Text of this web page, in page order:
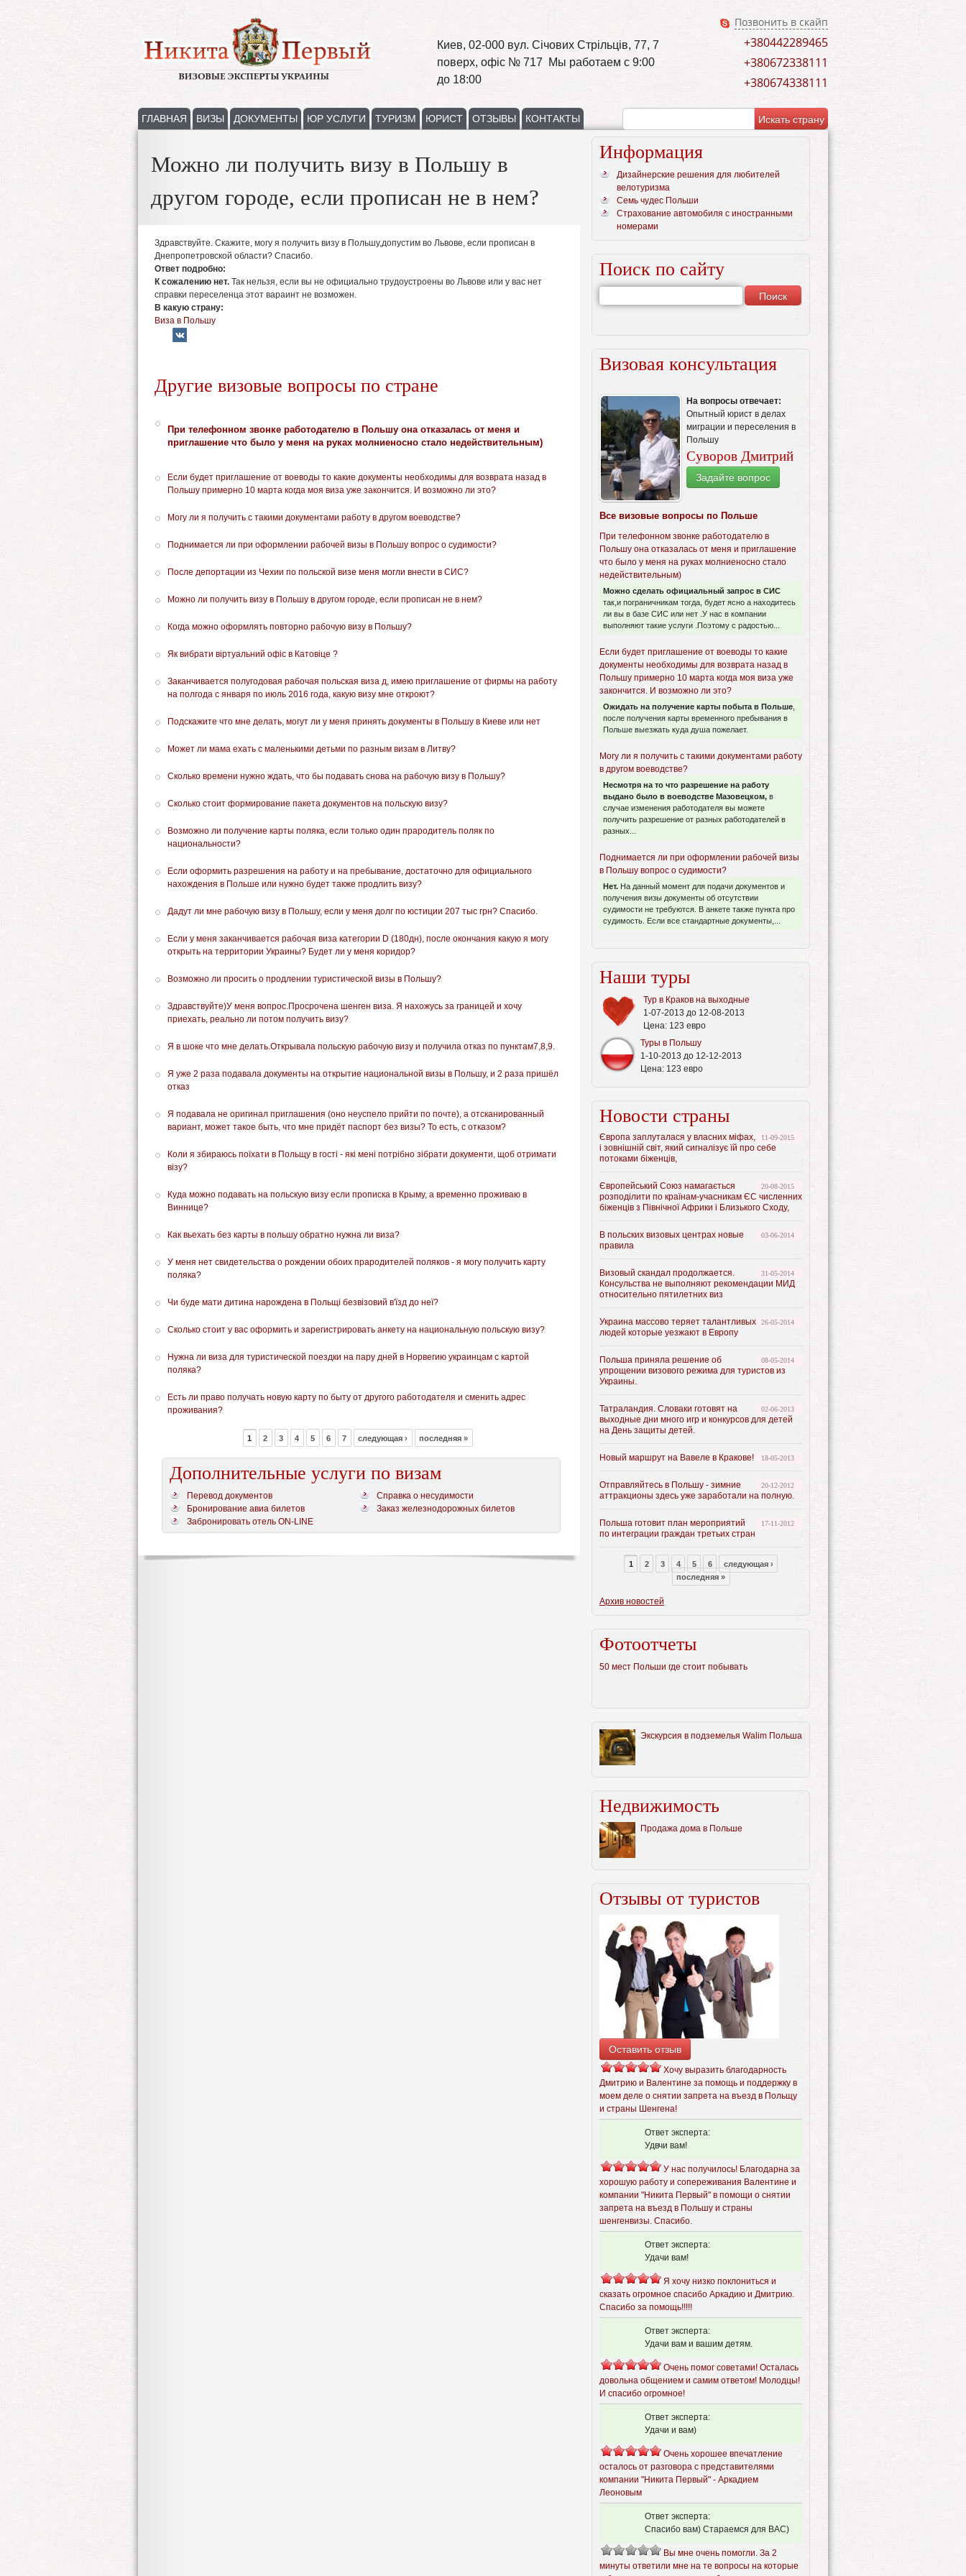
Киев, 02-000 вул. Січових Стрільців, 77, 7
поверх, офіс № 717 Мы работаем с 9:00
до 18:00
Позвонить в скайп
+380442289465
+380672338111
+380674338111
ГЛАВНАЯ ВИЗЫ ДОКУМЕНТЫ ЮР УСЛУГИ ТУРИЗМ ЮРИСТ ОТЗЫВЫ КОНТАКТЫ
Можно ли получить визу в Польшу в
другом городе, если прописан не в нем?
Здравствуйте. Скажите, могу я получить визу в Польшу,допустим во Львове, если прописан в
Днепропетровской области? Спасибо.
Ответ подробно:
К сожалению нет. Так нельзя, если вы не официально трудоустроены во Львове или у вас нет
справки переселенца этот вараинт не возможен.
В какую страну:
Виза в Польшу
Другие визовые вопросы по стране
При телефонном звонке работодателю в Польшу она отказалась от меня и
приглашение что было у меня на руках молниеносно стало недействительным)
Если будет приглашение от воеводы то какие документы необходимы для возврата назад в
Польшу примерно 10 марта когда моя виза уже закончится. И возможно ли это?
Могу ли я получить с такими документами работу в другом воеводстве?
Поднимается ли при оформлении рабочей визы в Польшу вопрос о судимости?
После депортации из Чехии по польской визе меня могли внести в СИС?
Можно ли получить визу в Польшу в другом городе, если прописан не в нем?
Когда можно оформлять повторно рабочую визу в Польшу?
Як вибрати віртуальний офіс в Катовіце ?
Заканчивается полугодовая рабочая польская виза д, имею приглашение от фирмы на работу
на полгода с января по июль 2016 года, какую визу мне откроют?
Подскажите что мне делать, могут ли у меня принять документы в Польшу в Киеве или нет
Может ли мама ехать с маленькими детьми по разным визам в Литву?
Сколько времени нужно ждать, что бы подавать снова на рабочую визу в Польшу?
Сколько стоит формирование пакета документов на польскую визу?
Возможно ли получение карты поляка, если только один прародитель поляк по
национальности?
Если оформить разрешения на работу и на пребывание, достаточно для официального
нахождения в Польше или нужно будет также продлить визу?
Дадут ли мне рабочую визу в Польшу, если у меня долг по юстиции 207 тыс грн? Спасибо.
Если у меня заканчивается рабочая виза категории D (180дн), после окончания какую я могу
открыть на территории Украины? Будет ли у меня коридор?
Возможно ли просить о продлении туристической визы в Польшу?
Здравствуйте)У меня вопрос.Просрочена шенген виза. Я нахожусь за границей и хочу
приехать, реально ли потом получить визу?
Я в шоке что мне делать.Открывала польскую рабочую визу и получила отказ по пунктам7,8,9.
Я уже 2 раза подавала документы на открытие национальной визы в Польшу, и 2 раза пришёл
отказ
Я подавала не оригинал приглашения (оно неуспело прийти по почте), а отсканированный
вариант, может такое быть, что мне придёт паспорт без визы? То есть, с отказом?
Коли я збираюсь поїхати в Польщу в гості - які мені потрібно зібрати документи, щоб отримати
візу?
Куда можно подавать на польскую визу если прописка в Крыму, а временно проживаю в
Виннице?
Как вьехать без карты в польшу обратно нужна ли виза?
У меня нет свидетельства о рождении обоих прародителей поляков - я могу получить карту
поляка?
Чи буде мати дитина нарождена в Польщі безвізовий в'їзд до неї?
Сколько стоит у вас оформить и зарегистрировать анкету на национальную польскую визу?
Нужна ли виза для туристической поездки на пару дней в Норвегию украинцам с картой
поляка?
Есть ли право получать новую карту по быту от другого работодателя и сменить адрес
проживания?
1 2 3 4 5 6 7 следующая › последняя »
Дополнительные услуги по визам
Перевод документов
Справка о несудимости
Бронирование авиа билетов
Заказ железнодорожных билетов
Забронировать отель ON-LINE
Информация
Дизайнерские решения для любителей
велотуризма
Семь чудес Польши
Страхование автомобиля c иностранными
номерами
Поиск по сайту
Визовая консультация
На вопросы отвечает:
Опытный юрист в делах
миграции и переселения в
Польшу
Суворов Дмитрий
Задайте вопрос
Все визовые вопросы по Польше
При телефонном звонке работодателю в
Польшу она отказалась от меня и приглашение
что было у меня на руках молниеносно стало
недействительным)
Можно сделать официальный запрос в СИС
так,и пограничникам тогда, будет ясно а находитесь
ли вы в базе СИС или нет .У нас в компании
выполняют такие услуги .Поэтому с радостью...
Если будет приглашение от воеводы то какие
документы необходимы для возврата назад в
Польшу примерно 10 марта когда моя виза уже
закончится. И возможно ли это?
Ожидать на получение карты побыта в Польше
после получения карты временного пребывания в
Польше выезжать куда душа пожелает.
Могу ли я получить с такими документами работу
в другом воеводстве?
Несмотря на то что разрешение на работу
выдано было в воеводстве Мазовецком, в
случае изменения работодателя вы можете
получить разрешение от разных работодателей в
разных...
Поднимается ли при оформлении рабочей визы
в Польшу вопрос о судимости?
Нет. На данный момент для подачи документов и
получения визы документы об отсутствии
судимости не требуются. В анкете также пункта про
судимость. Если все стандартные документы,...
Наши туры
Тур в Краков на выходные
1-07-2013 до 12-08-2013
Цена: 123 евро
Туры в Польшу
1-10-2013 до 12-12-2013
Цена: 123 евро
Новости страны
11-09-2015
Європа заплуталася у власних міфах,
і зовнішній світ, який сигналізує їй про себе
потоками біженців,
20-08-2015
Європейський Союз намагається
розподілити по країнам-учасникам ЄС численних
біженців з Північної Африки і Близького Сходу,
03-06-2014
В польских визовых центрах новые
правила
31-05-2014
Визовый скандал продолжается.
Консульства не выполняют рекомендации МИД
относительно пятилетних виз
26-05-2014
Украина массово теряет талантливых
людей которые уезжают в Европу
08-05-2014
Польша приняла решение об
упрощении визового режима для туристов из
Украины.
02-06-2013
Татраландия. Словаки готовят на
выходные дни много игр и конкурсов для детей
на День защиты детей.
18-05-2013
Новый маршрут на Вавеле в Кракове!
20-12-2012
Отправляйтесь в Польшу - зимние
аттракционы здесь уже заработали на полную.
17-11-2012
Польша готовит план мероприятий
по интеграции граждан третьих стран
1 2 3 4 5 6
следующая ›
последняя »
Архив новостей
Фотоотчеты
50 мест Польши где стоит побывать
Экскурсия в подземелья Walim Польша
Недвижимость
Продажа дома в Польше
Отзывы от туристов
Оставить отзыв
Хочу выразить благодарность
Дмитрию и Валентине за помощь и поддержку в
моем деле о снятии запрета на въезд в Польщу
и страны Шенгена!
Ответ эксперта:
Удвчи вам!
У нас получилось! Благодарна за
хорошую работу и сопереживания Валентине и
компании "Никита Первый" в помощи о снятии
запрета на въезд в Польшу и страны
шенгенвизы. Спасибо.
Ответ эксперта:
Удачи вам!
Я хочу низко поклониться и
сказать огромное спасибо Аркадию и Дмитрию.
Спасибо за помощь!!!!!
Ответ эксперта:
Удачи вам и вашим детям.
Очень помог советами! Осталась
довольна общением и самим ответом! Молодцы!
И спасибо огромное!
Ответ эксперта:
Удачи и вам)
Очень хорошее впечатление
осталось от разговора с представителями
компании "Никита Первый" - Аркадием
Леоновым
Ответ эксперта:
Спасибо вам) Стараемся для ВАС)
Вы мне очень помогли. За 2
минуты ответили мне на те вопросы на которые